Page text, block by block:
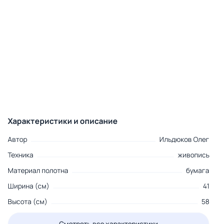
Характеристики и описание
Автор
Ильдюков Олег
Техника
живопись
Материал полотна
бумага
Ширина (см)
41
Высота (см)
58